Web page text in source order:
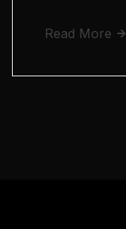
Read More